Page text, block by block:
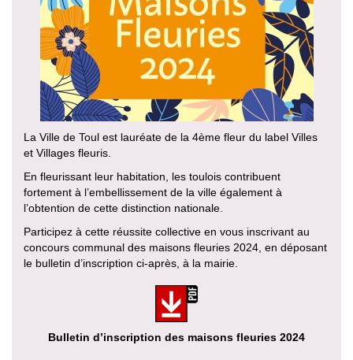
La Ville de Toul est lauréate de la 4ème fleur du label Villes
et Villages fleuris.
En fleurissant leur habitation, les toulois contribuent
fortement à l’embellissement de la ville également à
l’obtention de cette distinction nationale.
Participez à cette réussite collective en vous inscrivant au
concours communal des maisons fleuries 2024, en déposant
le bulletin d’inscription ci-après, à la mairie.
Bulletin d’inscription des maisons fleuries 2024